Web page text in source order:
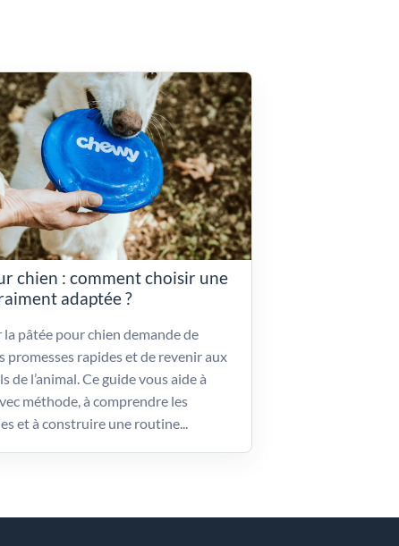
chien : comment choisir une
adaptée ?
la pâtée pour chien demande de
promesses rapides et de revenir aux
de l’animal. Ce guide vous aide à
méthode, à comprendre les
et à construire une routine...